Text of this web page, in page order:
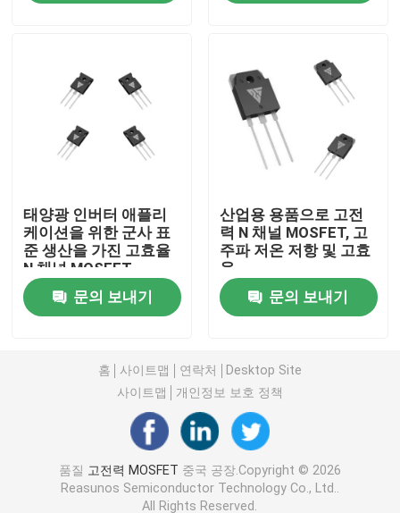
실리콘 카바이드 MOSFET
슈퍼 융합 MOSFET
실리콘 카비드 SBD
고전압 MOSFET
쇼트키 배리어 다이오드
태양광 인버터 애플리
케이션을 위한 군사 표
준 생산을 가진 고효율
N 채널 MOSFET
문의 보내기
산업용 용품으로 고전
력 N 채널 MOSFET, 고
주파 저온 저항 및 고효
율
문의 보내기
홈 사이트맵 연락처
Desktop Site
사이트맵
개인정보 보호 정책
품질 고전력 MOSFET 중국 공장.Copyright © 2026
Reasunos Semiconductor Technology Co., Ltd..
All Rights Reserved.